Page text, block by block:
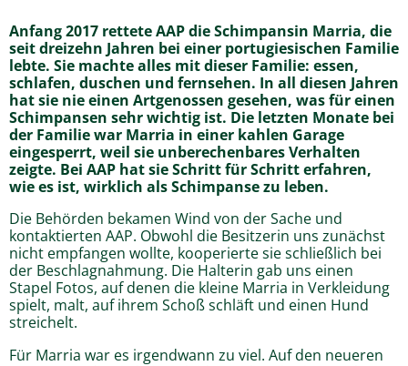
Anfang 2017 rettete AAP die Schimpansin Marria, die
seit dreizehn Jahren bei einer portugiesischen Familie
lebte. Sie machte alles mit dieser Familie: essen,
schlafen, duschen und fernsehen. In all diesen Jahren
hat sie nie einen Artgenossen gesehen, was für einen
Schimpansen sehr wichtig ist. Die letzten Monate bei
der Familie war Marria in einer kahlen Garage
eingesperrt, weil sie unberechenbares Verhalten
zeigte. Bei AAP hat sie Schritt für Schritt erfahren,
wie es ist, wirklich als Schimpanse zu leben.
Die Behörden bekamen Wind von der Sache und
kontaktierten AAP. Obwohl die Besitzerin uns zunächst
nicht empfangen wollte, kooperierte sie schließlich bei
der Beschlagnahmung. Die Halterin gab uns einen
Stapel Fotos, auf denen die kleine Marria in Verkleidung
spielt, malt, auf ihrem Schoß schläft und einen Hund
streichelt.
Für Marria war es irgendwann zu viel. Auf den neueren